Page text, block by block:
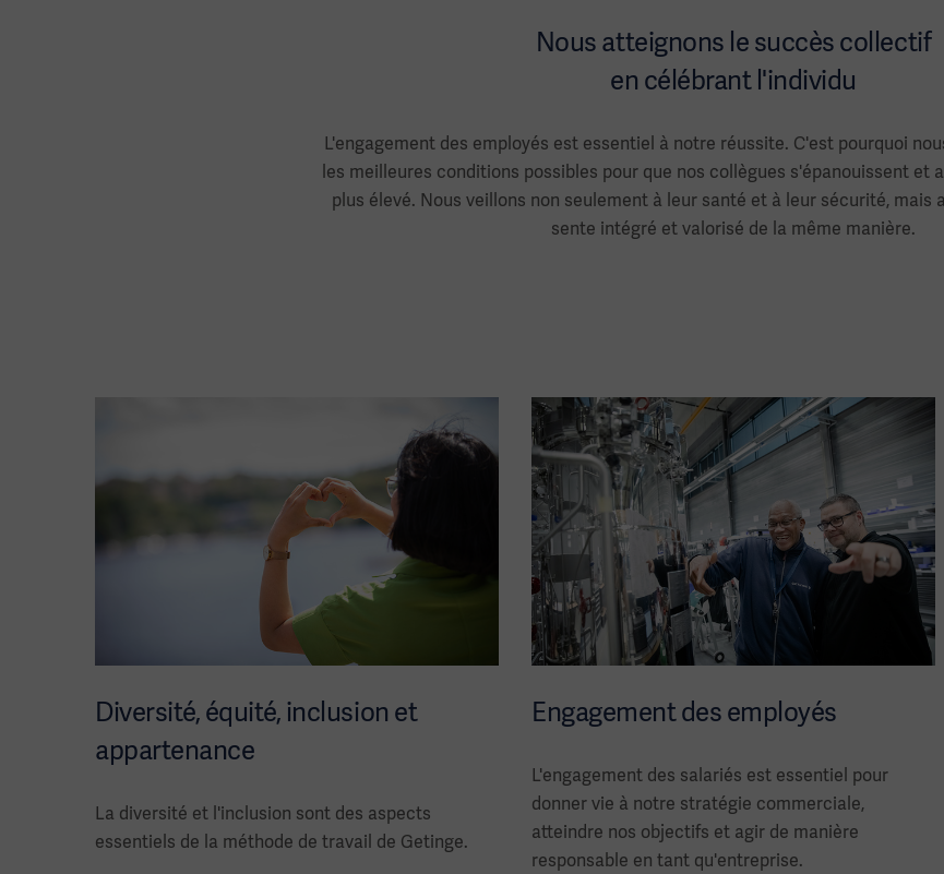
Nous atteignons le succès collectif
en célébrant l'individu
L'engagement des employés est essentiel à notre réussite. C'est pourquoi
les meilleures conditions possibles pour que nos collègues s'épanouissent et
plus élevé. Nous veillons non seulement à leur santé et à leur sécurité, mais
sente intégré et valorisé de la même manière.
Diversité, équité, inclusion et
appartenance
La diversité et l'inclusion sont des aspects
essentiels de la méthode de travail de Getinge.
Engagement des employés
L'engagement des salariés est essentiel pour
donner vie à notre stratégie commerciale,
atteindre nos objectifs et agir de manière
responsable en tant qu'entreprise.